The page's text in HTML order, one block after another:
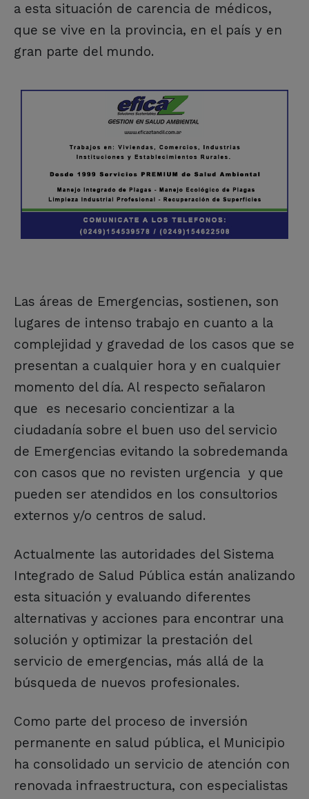
a esta situación de carencia de médicos,
que se vive en la provincia, en el país y en
gran parte del mundo.
Las áreas de Emergencias, sostienen, son
lugares de intenso trabajo en cuanto a la
complejidad y gravedad de los casos que se
presentan a cualquier hora y en cualquier
momento del día. Al respecto señalaron
que es necesario concientizar a la
ciudadanía sobre el buen uso del servicio
de Emergencias evitando la sobredemanda
con casos que no revisten urgencia y que
pueden ser atendidos en los consultorios
externos y/o centros de salud.
Actualmente las autoridades del Sistema
Integrado de Salud Pública están analizando
esta situación y evaluando diferentes
alternativas y acciones para encontrar una
solución y optimizar la prestación del
servicio de emergencias, más allá de la
búsqueda de nuevos profesionales.
Como parte del proceso de inversión
permanente en salud pública, el Municipio
ha consolidado un servicio de atención con
renovada infraestructura, con especialistas